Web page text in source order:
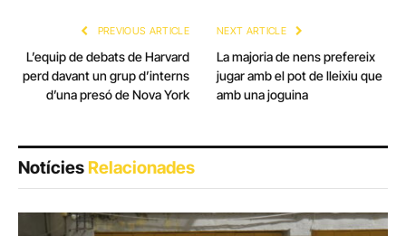
PREVIOUS ARTICLE
L’equip de debats de Harvard
perd davant un grup d’interns
d’una presó de Nova York
NEXT ARTICLE
La majoria de nens prefereix
jugar amb el pot de lleixiu que
amb una joguina
NotíciesRelacionades